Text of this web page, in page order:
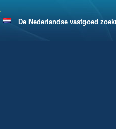
De Nederlandse vastgoed